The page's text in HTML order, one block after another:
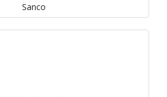
Sanco